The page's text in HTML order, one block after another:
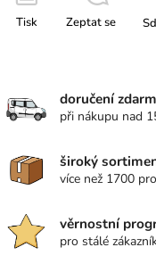
Tisk Zeptat se
doručení
při nákupu nad
široký
více než 1700
věrnostní
pro stálé